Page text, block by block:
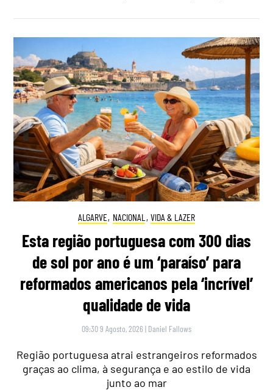
ALGARVE, NACIONAL , VIDA & LAZER
Esta região portuguesa com 300 dias
de sol por ano é um ‘paraíso’ para
reformados americanos pela ‘incrível’
qualidade de vida
09:30 9 Agosto, 2026 | Daniel Fallows
Região portuguesa atrai estrangeiros reformados
graças ao clima, à segurança e ao estilo de vida
junto ao mar